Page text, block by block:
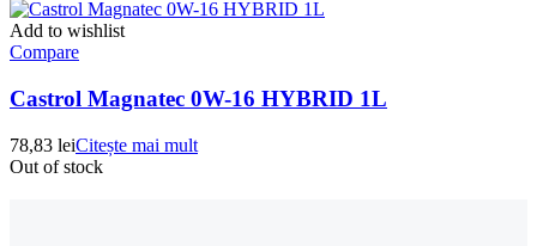
Add to wishlist
Compare
Castrol Magnatec 0W-16 HYBRID 1L
78,83 leiCitește mai mult
Out of stock